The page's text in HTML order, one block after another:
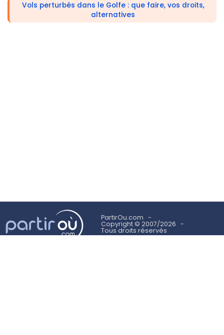
Vols perturbés dans le Golfe : que faire, vos droits,
alternatives
PartirOu.com
Copyright © 2007/2026
Tous droits réservés